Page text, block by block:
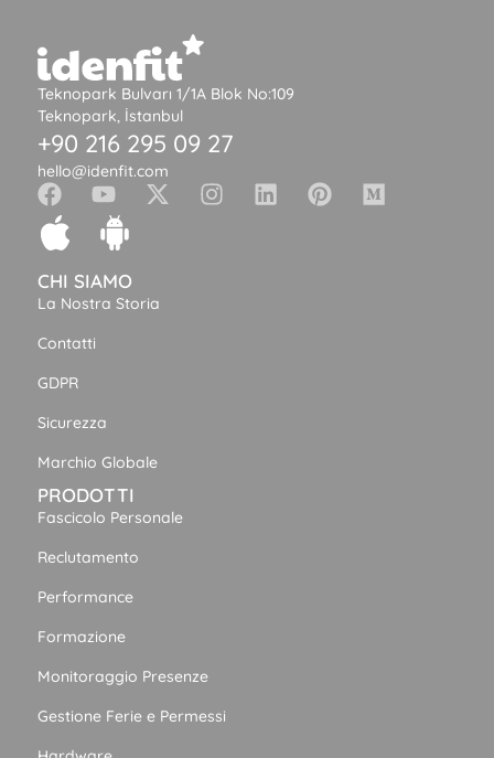
Teknopark Bulvarı 1/1A Blok No:109
Teknopark, İstanbul
+90 216 295 09 27
hello@idenfit.com
CHI SIAMO
La Nostra Storia
Contatti
GDPR
Sicurezza
Marchio Globale
PRODOTTI
Fascicolo Personale
Reclutamento
Performance
Formazione
Monitoraggio Presenze
Gestione Ferie e Permessi